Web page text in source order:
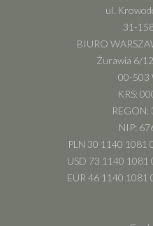
ul.
31-
BIURO
Żurawia 6/
00-503
KRS:
NIP:
PLN 30 1140 1081
USD 73 1140
EUR 46 1140